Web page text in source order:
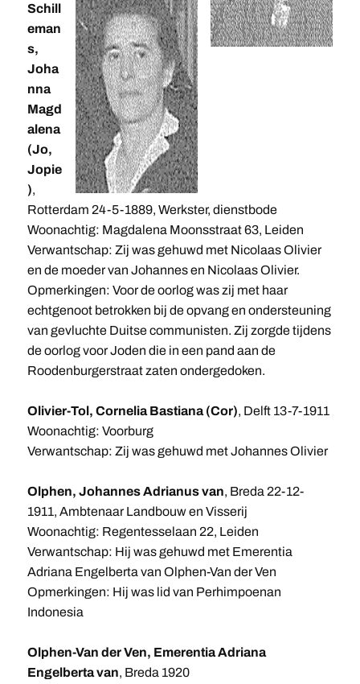
Schill
eman
s,
Joha
nna
Magd
alena
(Jo,
Jopie
),
Rotterdam 24-5-1889, Werkster, dienstbode
Woonachtig: Magdalena Moonsstraat 63, Leiden
Verwantschap: Zij was gehuwd met Nicolaas Olivier
en de moeder van Johannes en Nicolaas Olivier.
Opmerkingen: Voor de oorlog was zij met haar
echtgenoot betrokken bij de opvang en ondersteuning
van gevluchte Duitse communisten. Zij zorgde tijdens
de oorlog voor Joden die in een pand aan de
Roodenburgerstraat zaten ondergedoken.
Olivier-Tol, Cornelia Bastiana (Cor), Delft 13-7-1911
Woonachtig: Voorburg
Verwantschap: Zij was gehuwd met Johannes Olivier
Olphen, Johannes Adrianus van, Breda 22-12-
1911, Ambtenaar Landbouw en Visserij
Woonachtig: Regentesselaan 22, Leiden
Verwantschap: Hij was gehuwd met Emerentia
Adriana Engelberta van Olphen-Van der Ven
Opmerkingen: Hij was lid van Perhimpoenan
Indonesia
Olphen-Van der Ven, Emerentia Adriana
Engelberta van, Breda 1920